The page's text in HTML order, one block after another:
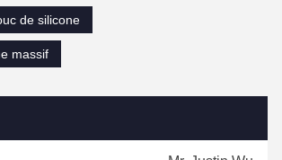
de silicone
massif